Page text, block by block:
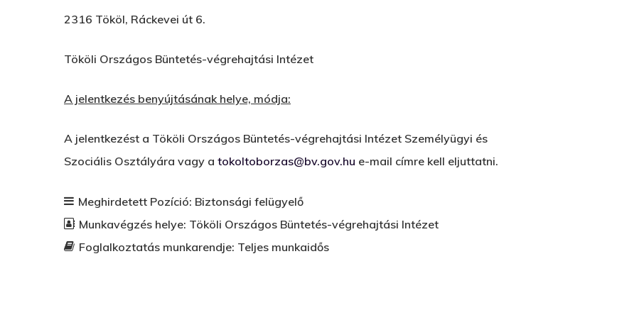
2316 Tököl, Ráckevei út 6.
Tököli Országos Büntetés-végrehajtási Intézet
A jelentkezés benyújtásának helye, módja:
A jelentkezést a Tököli Országos Büntetés-végrehajtási Intézet Személyügyi és
Szociális Osztályára vagy a tokoltoborzas@bv.gov.hu e-mail címre kell eljuttatni.
Meghirdetett Pozíció: Biztonsági felügyelő
Munkavégzés helye: Tököli Országos Büntetés-végrehajtási Intézet
Foglalkoztatás munkarendje: Teljes munkaidős